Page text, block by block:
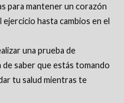
para mantener un corazón
hasta cambios en el
una prueba de
saber que estás tomando
tu salud mientras te